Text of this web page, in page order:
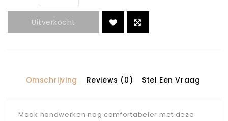
Uitverkocht
Omschrijving Reviews (0) Stel Een Vraag
Maak handwerken nog comfortabeler met deze